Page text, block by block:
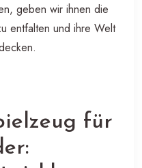
geben wir ihnen die
entfalten und ihre Welt
für